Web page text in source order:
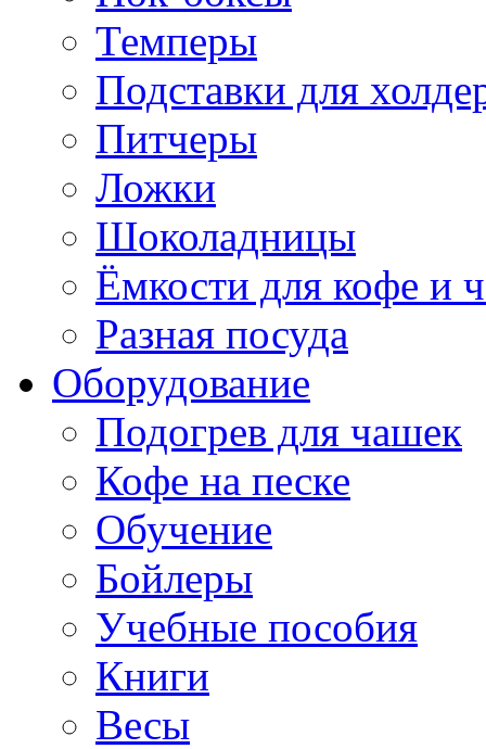
Темперы
Подставки для
Питчеры
Ложки
Шоколадницы
Ёмкости для кофе и
Разная посуда
Оборудование
Подогрев для чашек
Кофе на песке
Обучение
Бойлеры
Учебные пособия
Книги
Весы